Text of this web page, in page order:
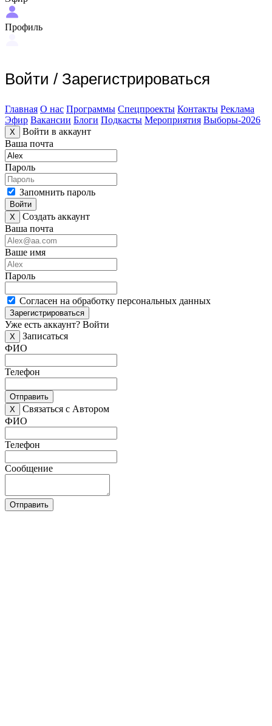
Профиль
Войти / Зарегистрироваться
Главная О нас Программы Спецпроекты Контакты Реклама
Эфир Вакансии Блоги Подкасты Мероприятия Выборы-2026
X
Войти в аккаунт
Ваша почта
Пароль
Запомнить пароль
Войти
X
Создать аккаунт
Ваша почта
Ваше имя
Пароль
Согласен на обработку персональных данных
Зарегистрироваться
Уже есть аккаунт? Войти
X
Записаться
ФИО
Телефон
Отправить
X
Связаться с Автором
ФИО
Телефон
Сообщение
Отправить